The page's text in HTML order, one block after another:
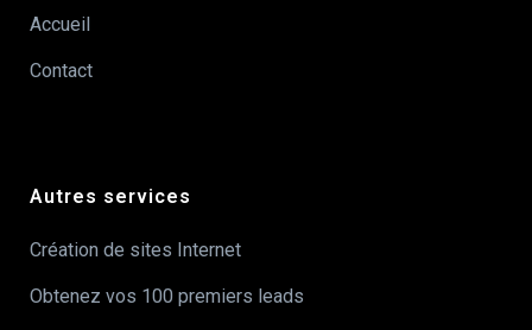
Accueil
Contact
Autres services
Création de sites Internet
Obtenez vos 100 premiers leads